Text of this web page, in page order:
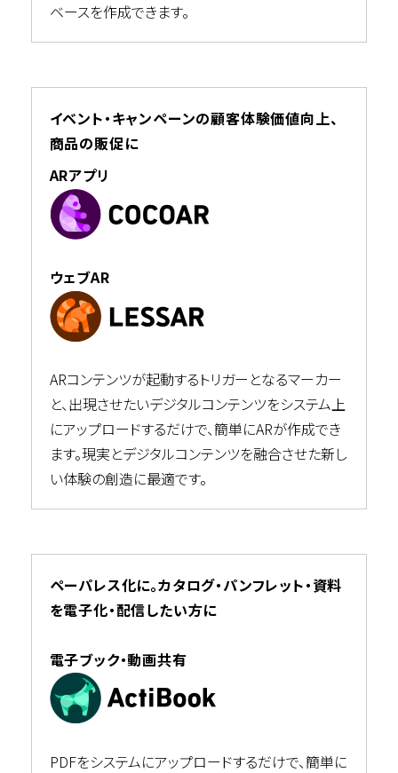
ベースを作成できます。
イベント・キャンペーンの顧客体験価値向上、
商品の販促に
ARアプリ
ウェブAR
ARコンテンツが起動するトリガーとなるマーカー
と、出現させたいデジタルコンテンツをシステム上
にアップロードするだけで、簡単にARが作成でき
ます。現実とデジタルコンテンツを融合させた新し
い体験の創造に最適です。
ペーパレス化に。カタログ・パンフレット・資料
を電子化・配信したい方に
電子ブック・動画共有
PDFをシステムにアップロードするだけで、簡単に